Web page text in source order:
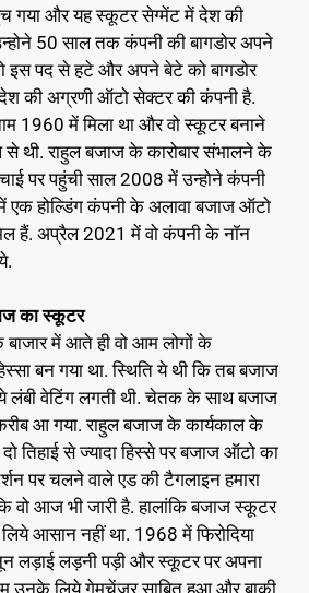
गया और यह स्कूटर सेग्मेंट में देश की
50 साल तक कंपनी की बागडोर अपने
इस पद से हटे और अपने बेटे को बागडोर
की अग्रणी ऑटो सेक्टर की कंपनी है.
1960 में मिला था और वो स्कूटर बनाने
थी. राहुल बजाज के कारोबार संभालने के
पर पहुंची साल 2008 में उन्होने कंपनी
एक होल्डिंग कंपनी के अलावा बजाज ऑटो
हैं. अप्रैल 2021 में वो कंपनी के नॉन
का स्कूटर
में आते ही वो आम लोगों के
बन गया था. स्थिति ये थी कि तब बजाज
वेटिंग लगती थी. चेतक के साथ बजाज
आ गया. राहुल बजाज के कार्यकाल के
दो तिहाई से ज्यादा हिस्से पर बजाज ऑटो का
पर चलने वाले एड की टैगलाइन हमारा
वो आज भी जारी है. हालांकि बजाज स्कूटर
आसान नहीं था. 1968 में फिरोदिया
लड़ाई लड़नी पड़ी और स्कूटर पर अपना